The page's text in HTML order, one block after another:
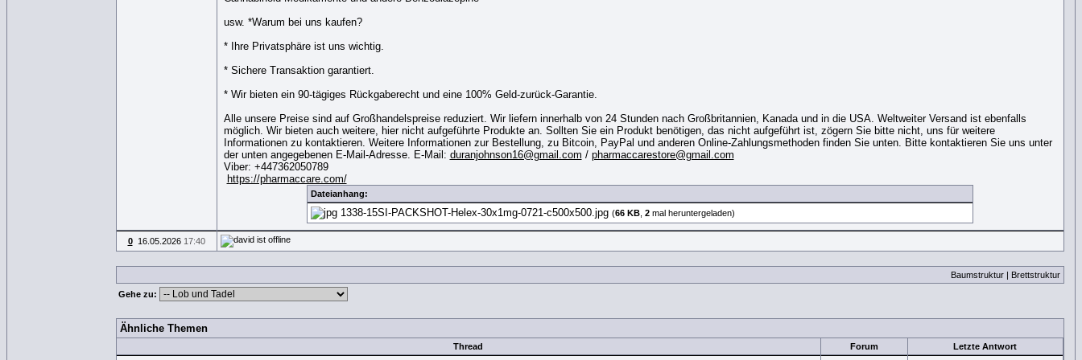
usw. *Warum bei uns kaufen?
* Ihre Privatsphäre ist uns wichtig.
* Sichere Transaktion garantiert.
* Wir bieten ein 90-tägiges Rückgaberecht und eine 100% Geld-zurück-Garantie.
Alle unsere Preise sind auf Großhandelspreise reduziert. Wir liefern innerhalb von 24 Stunden nach Großbritannien, Kanada und in die USA. Weltweiter Versand ist ebenfalls
möglich. Wir bieten auch weitere, hier nicht aufgeführte Produkte an. Sollten Sie ein Produkt benötigen, das nicht aufgeführt ist, zögern Sie bitte nicht, uns für weitere
Informationen zu kontaktieren. Weitere Informationen zur Bestellung, zu Bitcoin, PayPal und anderen Online-Zahlungsmethoden finden Sie unten. Bitte kontaktieren Sie uns unter
der unten angegebenen E-Mail-Adresse. E-Mail: duranjohnson16@gmail.com / pharmaccarestore@gmail.com
Viber: +447362050789
https://pharmaccare.com/
Dateianhang:
1338-15SI-PACKSHOT-Helex-30x1mg-0721-c500x500.jpg (66 KB 2 mal heruntergeladen)
0 16.05.2026 17:40
Baumstruktur|
Brettstruktur
Gehe zu:
Ähnliche Themen
Thread Forum
Letzte Antwort